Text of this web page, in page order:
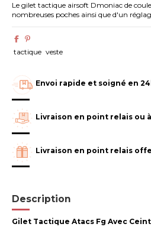
Le gilet tactique airsoft Dmoniac de
nombreuses poches ainsi que d'un
tactique veste
Envoi rapide et soigné en
Livraison en point relais ou
Livraison en point relais
Description
Gilet Tactique Atacs Fg Avec